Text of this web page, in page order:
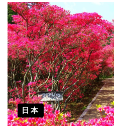
日本